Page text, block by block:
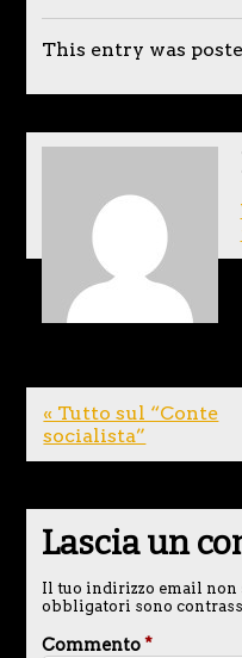
This entry was
« Tutto sul “Conte
socialista”
Lascia un
Il tuo indirizzo email non
obbligatori sono
Commento*